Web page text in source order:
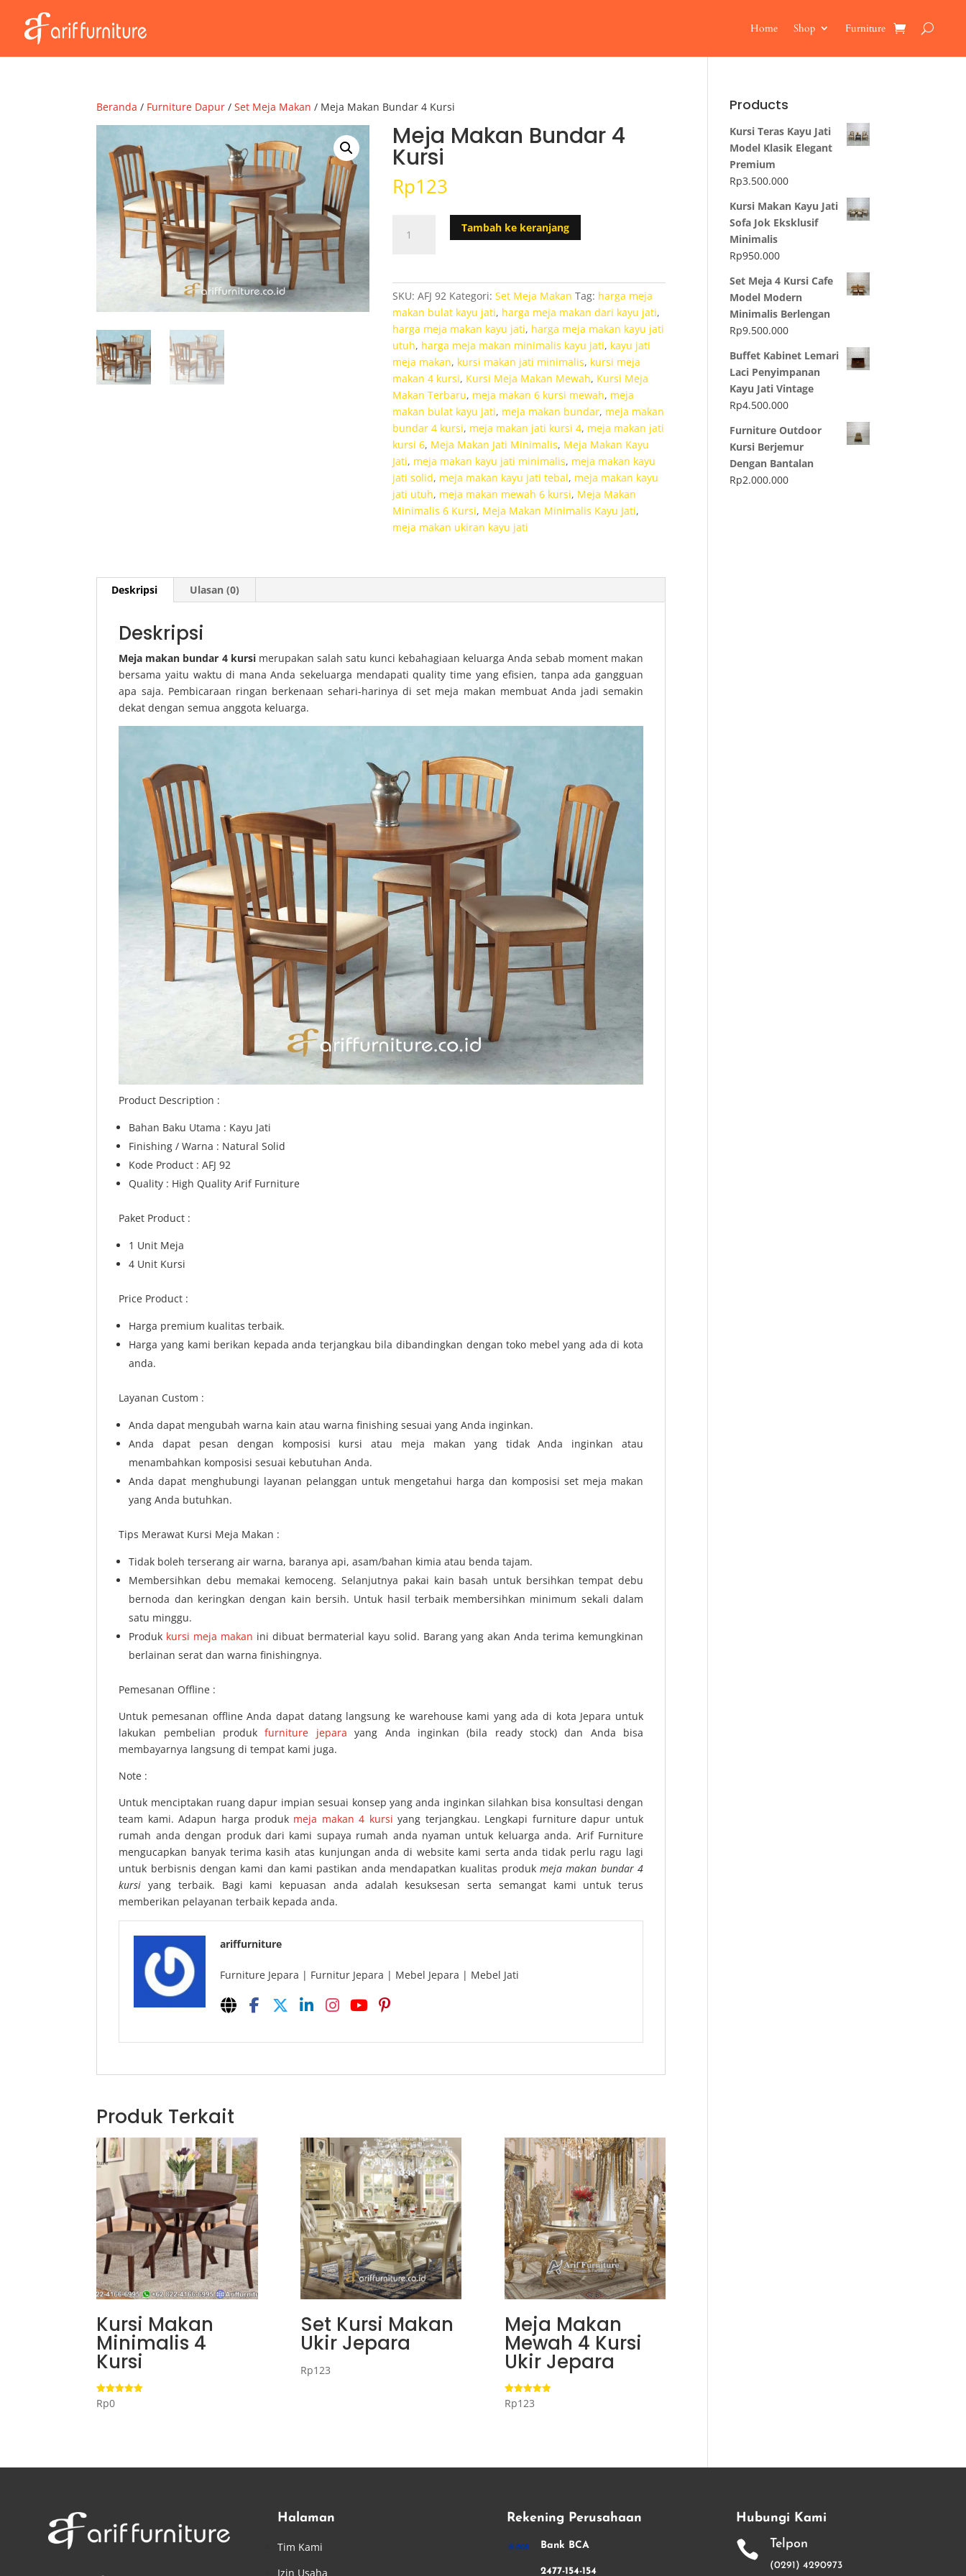
Home Shop Furniture
Beranda / Furniture Dapur /Set Meja Makan / Meja Makan Bundar 4 Kursi
Meja Makan Bundar 4
Kursi
Rp123
Meja
Tambah ke keranjang
SKU:AFJ 92 Kategori:Set Meja Makan Tag: harga meja
makan bulat kayu jati, harga meja makan dari kayu jati,
harga meja makan kayu jati, harga meja makan kayu jati
utuh, harga meja makan minimalis kayu jati, kayu jati
meja makan, kursi makan jati minimalis, kursi meja
makan 4 kursi, Kursi Meja Makan Mewah, Kursi Meja
Makan Terbaru, meja makan 6 kursi mewah, meja
makan bulat kayu jati, meja makan bundar, meja makan
bundar 4 kursi, meja makan jati kursi 4, meja makan jati
kursi 6, Meja Makan Jati Minimalis, Meja Makan Kayu
Jati, meja makan kayu jati minimalis, meja makan kayu
jati solid, meja makan kayu jati tebal, meja makan kayu
jati utuh, meja makan mewah 6 kursi, Meja Makan
Minimalis 6 Kursi, Meja Makan Minimalis Kayu Jati,
meja makan ukiran kayu jati
Deskripsi Ulasan (0)
Deskripsi
Meja makan bundar 4 kursimerupakan salah satu kunci kebahagiaan keluarga Anda sebab moment makan
bersama yaitu waktu di mana Anda sekeluarga mendapati quality time yang efisien, tanpa ada gangguan
apa saja. Pembicaraan ringan berkenaan sehari-harinya di set meja makan membuat Anda jadi semakin
dekat dengan semua anggota keluarga.
Product Description :
Bahan Baku Utama : Kayu Jati
Finishing / Warna : Natural Solid
Kode Product : AFJ 92
Quality : High Quality Arif Furniture
Paket Product :
1 Unit Meja
4 Unit Kursi
Price Product :
Harga premium kualitas terbaik.
Harga yang kami berikan kepada anda terjangkau bila dibandingkan dengan toko mebel yang ada di kota
anda.
Layanan Custom :
Anda dapat mengubah warna kain atau warna finishing sesuai yang Anda inginkan.
Anda dapat pesan dengan komposisi kursi atau meja makan yang tidak Anda inginkan atau
menambahkan komposisi sesuai kebutuhan Anda.
Anda dapat menghubungi layanan pelanggan untuk mengetahui harga dan komposisi set meja makan
yang Anda butuhkan.
Tips Merawat Kursi Meja Makan :
Tidak boleh terserang air warna, baranya api, asam/bahan kimia atau benda tajam.
Membersihkan debu memakai kemoceng. Selanjutnya pakai kain basah untuk bersihkan tempat debu
bernoda dan keringkan dengan kain bersih. Untuk hasil terbaik membersihkan minimum sekali dalam
satu minggu.
Produk kursi meja makan ini dibuat bermaterial kayu solid. Barang yang akan Anda terima kemungkinan
berlainan serat dan warna finishingnya.
Pemesanan Offline :
Untuk pemesanan offline Anda dapat datang langsung ke warehouse kami yang ada di kota Jepara untuk
lakukan pembelian produkfurniture jepara yang Anda inginkan (bila ready stock) dan Anda bisa
membayarnya langsung di tempat kami juga.
Note :
Untuk menciptakan ruang dapur impian sesuai konsep yang anda inginkan silahkan bisa konsultasi dengan
team kami. Adapun harga produk meja makan 4 kursi yang terjangkau. Lengkapi furniture dapur untuk
rumah anda dengan produk dari kami supaya rumah anda nyaman untuk keluarga anda. Arif Furniture
mengucapkan banyak terima kasih atas kunjungan anda di website kami serta anda tidak perlu ragu lagi
untuk berbisnis dengan kami dan kami pastikan anda mendapatkan kualitas produkmeja makan bundar 4
kursi yang terbaik. Bagi kami kepuasan anda adalah kesuksesan serta semangat kami untuk terus
memberikan pelayanan terbaik kepada anda.
ariffurniture
Furniture Jepara | Furnitur Jepara | Mebel Jepara | Mebel Jati
Produk Terkait
Kursi Makan
Minimalis 4
Kursi
Dinilai
5.00
Rp0
Set Kursi Makan
Ukir Jepara
Rp123
Meja Makan
Mewah 4 Kursi
Ukir Jepara
Dinilai
5.00
Rp123
Products
Kursi Teras Kayu Jati
Model Klasik Elegant
Premium
Rp3.500.000
Kursi Makan Kayu Jati
Sofa Jok Eksklusif
Minimalis
Rp950.000
Set Meja 4 Kursi Cafe
Model Modern
Minimalis Berlengan
Rp9.500.000
Buffet Kabinet Lemari
Laci Penyimpanan
Kayu Jati Vintage
Rp4.500.000
Furniture Outdoor
Kursi Berjemur
Dengan Bantalan
Rp2.000.000
Halaman
Tim Kami
Izin Usaha
Rekening Perusahaan
Bank BCA
2477-154-154
Hubungi Kami
 Telpon
(0291) 4290973